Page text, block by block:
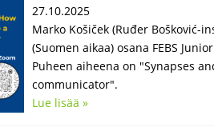
27.10.2025
Marko Košiček (Ruđer Bošković-
(Suomen aikaa) osana FEBS
Puheen aiheena on "Synapses
communicator".
Lue lisää »